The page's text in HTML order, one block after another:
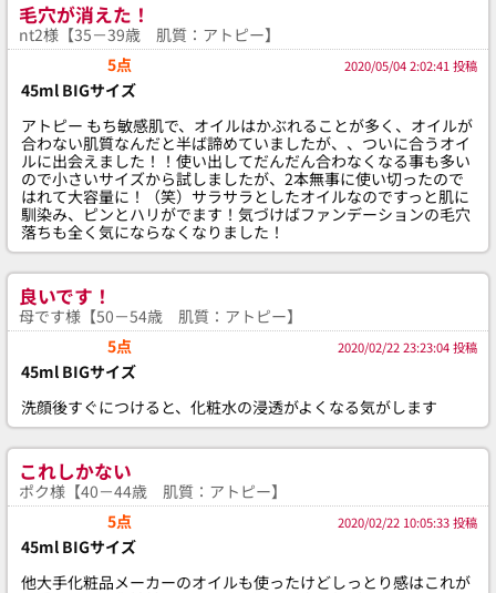
毛穴が消えた！
nt2様【35－39歳 肌質：アトピー】
5点
2020/05/04 2:02:41 投稿
45ml BIGサイズ
アトピー もち敏感肌で、オイルはかぶれることが多く、オイルが
合わない肌質なんだと半ば諦めていましたが、、ついに合うオイ
ルに出会えました！！使い出してだんだん合わなくなる事も多い
ので小さいサイズから試しましたが、2本無事に使い切ったので
はれて大容量に！（笑）サラサラとしたオイルなのですっと肌に
馴染み、ピンとハリがでます！気づけばファンデーションの毛穴
落ちも全く気にならなくなりました！
良いです！
母です様【50－54歳 肌質：アトピー】
5点
2020/02/22 23:23:04 投稿
45ml BIGサイズ
洗顔後すぐにつけると、化粧水の浸透がよくなる気がします
これしかない
ポク様【40－44歳 肌質：アトピー】
5点
2020/02/22 10:05:33 投稿
45ml BIGサイズ
他大手化粧品メーカーのオイルも使ったけどしっとり感はこれが